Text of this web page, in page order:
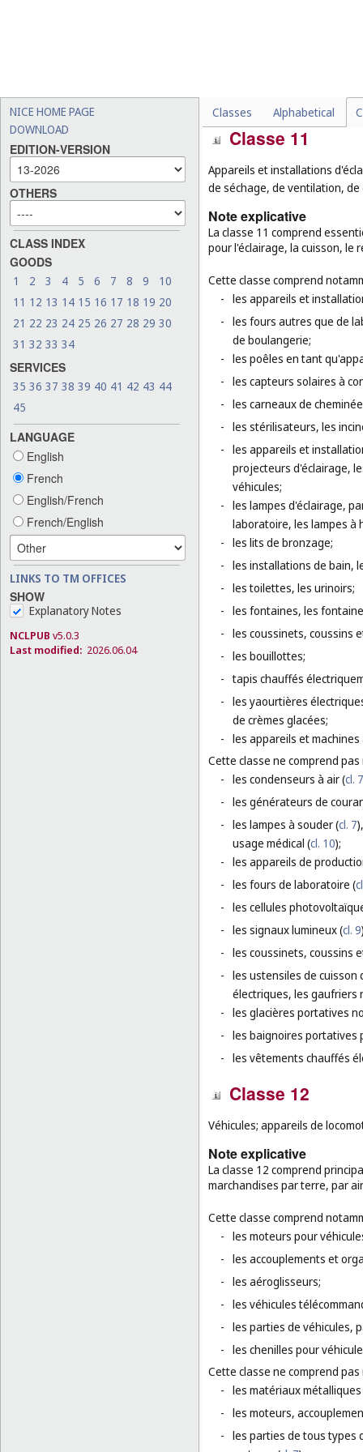
NICE HOME PAGE
DOWNLOAD
EDITION-VERSION
OTHERS
CLASS INDEX
GOODS
1 2 3 4 5 6 7 8 9
10
11 12 13 14 15 16 17 18 19 20
21 22 23 24 25 26 27 28 29 30
31 32 33 34
SERVICES
35 36 37 38 39 40 41 42 43 44
45
LANGUAGE
English
French
English/French
French/English
LINKS TO TM OFFICES
SHOW
Explanatory Notes
NCLPUB v5.0.3
Last modified: 2026.06.04
Classes Alphabetical
les lunettes de
Classe 11
Appareils et installations
de séchage, de ventilation,
Note explicative
La classe 11 comprend
pour l'éclairage, la cuisson, le
Cette classe comprend
- les appareils et
- les fours autres que de
de boulangerie;
- les poêles en tant
- les capteurs solaires à
- les carneaux de
- les stérilisateurs, les
- les appareils et
projecteurs d'éclairage,
véhicules;
- les lampes d'éclairage,
laboratoire, les lampes à
- les lits de bronzage;
- les installations de bain,
- les toilettes, les urinoirs;
- les fontaines, les
- les coussinets, coussins
- les bouillottes;
- tapis chauffés
- les yaourtières
de crèmes glacées;
- les appareils et machines
Cette classe ne comprend
- les condenseurs à air (cl. 7
- les générateurs de
- les lampes à souder (cl. 7
usage médical (cl. 10);
- les appareils de
- les fours de laboratoire (
- les cellules
- les signaux lumineux (cl. 9
- les coussinets, coussins
- les ustensiles de cuisson
électriques, les gaufriers
- les glacières portatives
- les baignoires portatives
- les vêtements chauffés
Classe 12
Véhicules; appareils de
Note explicative
La classe 12 comprend
marchandises par terre, par
Cette classe comprend
- les moteurs pour
- les accouplements et
- les aéroglisseurs;
- les véhicules
- les parties de véhicules,
- les chenilles pour
Cette classe ne comprend
- les matériaux
- les moteurs,
- les parties de tous types